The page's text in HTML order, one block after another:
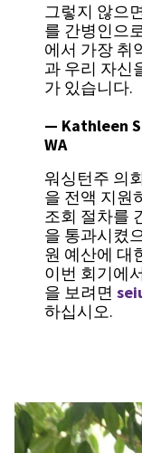
그렇지 않으
를 간병인으
에서 가장 취
과 우리 자신
가 있습니다.
— Kathleen
WA
워싱턴주 의
을 전액 지원
조회 절차를
을 통과시켰
원 예산에 대
이번 회기에
을 보려면
하십시오.